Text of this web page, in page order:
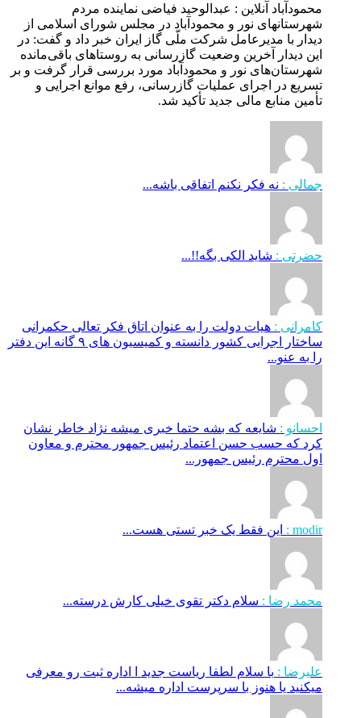
محمودآباد آنلاین : عبدالوحید فیاضی نماینده مردم
شهرستانهای نور و محمودآباد در مجلس شورای اسلامی از
دیدار با مدیرعامل شرکت ملّی گاز ایران خبر داد و گفت: در
این دیدار آخرین وضعیت گازرسانی به روستاهای باقی‌مانده
شهرستان‌های نور و محمودآباد مورد بررسی قرار گرفت و بر
تسریع در اجرای عملیات گازرسانی، رفع موانع اجرایی و
تأمین منابع مالی جدید تأکید شد.
جمالی : نه فکر نکنم اتفاقی باشه...
حضرتی : شاید الکی بگه!!...
کامرانی : هیات دولت را به عنوان اتاق فکر تعالی حکمرانی
ساختار اجرایی کشور دانسته و کمیسیون های ۹ گانه این دفتر
را به عنو...
احسانو : شایعه که بشه حتما خبری میشه نژاد خاطر نشان
کرد که حسب حسن اعتماد رئیس جمهور محترم و معاون
اول محترم رئیس جمهور...
modir : این فقط یک خبر تستی هست...
محمد رضا : سلام دکتر تقوی خیلی کارش درسته...
علیرضا : با سلام لطفا ریاست جدید ا اداره ثبت‌ رو معرفی
میکنید یا هنوز با سرپرست اداره‌ میشه...